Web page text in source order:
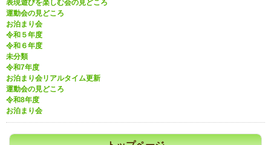
表現遊びを楽しむ会の見どころ
運動会の見どころ
お泊まり会
令和５年度
令和６年度
未分類
令和7年度
お泊まり会リアルタイム更新
運動会の見どころ
令和8年度
お泊まり会